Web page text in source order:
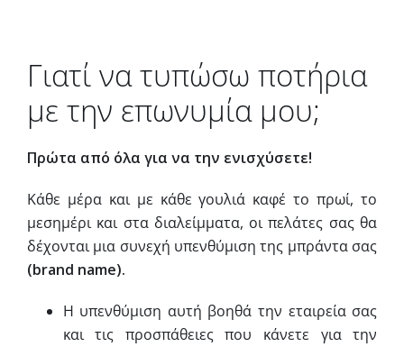
Γιατί να τυπώσω ποτήρια
με την επωνυμία μου;
Πρώτα από όλα για να την ενισχύσετε!
Κάθε μέρα και με κάθε γουλιά καφέ το πρωί, το
μεσημέρι και στα διαλείμματα, οι πελάτες σας θα
δέχονται μια συνεχή υπενθύμιση της μπράντα σας
(brand name).
Η υπενθύμιση αυτή βοηθά την εταιρεία σας
και τις προσπάθειες που κάνετε για την